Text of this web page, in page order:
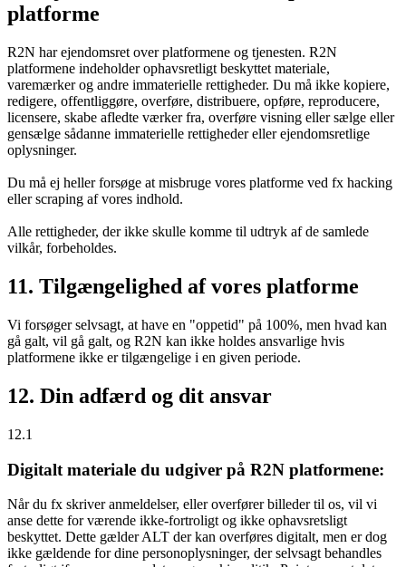
platforme
R2N har ejendomsret over platformene og tjenesten. R2N
platformene indeholder ophavsretligt beskyttet materiale,
varemærker og andre immaterielle rettigheder. Du må ikke kopiere,
redigere, offentliggøre, overføre, distribuere, opføre, reproducere,
licensere, skabe afledte værker fra, overføre visning eller sælge eller
gensælge sådanne immaterielle rettigheder eller ejendomsretlige
oplysninger.
Du må ej heller forsøge at misbruge vores platforme ved fx hacking
eller scraping af vores indhold.
Alle rettigheder, der ikke skulle komme til udtryk af de samlede
vilkår, forbeholdes.
11. Tilgængelighed af vores platforme
Vi forsøger selvsagt, at have en "oppetid" på 100%, men hvad kan
gå galt, vil gå galt, og R2N kan ikke holdes ansvarlige hvis
platformene ikke er tilgængelige i en given periode.
12. Din adfærd og dit ansvar
12.1
Digitalt materiale du udgiver på R2N platformene:
Når du fx skriver anmeldelser, eller overfører billeder til os, vil vi
anse dette for værende ikke-fortroligt og ikke ophavsretsligt
beskyttet. Dette gælder ALT der kan overføres digitalt, men er dog
ikke gældende for dine personoplysninger, der selvsagt behandles